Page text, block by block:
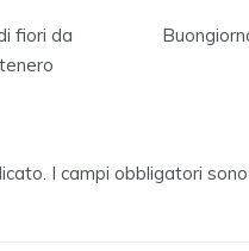
fiori da
I campi obbligatori